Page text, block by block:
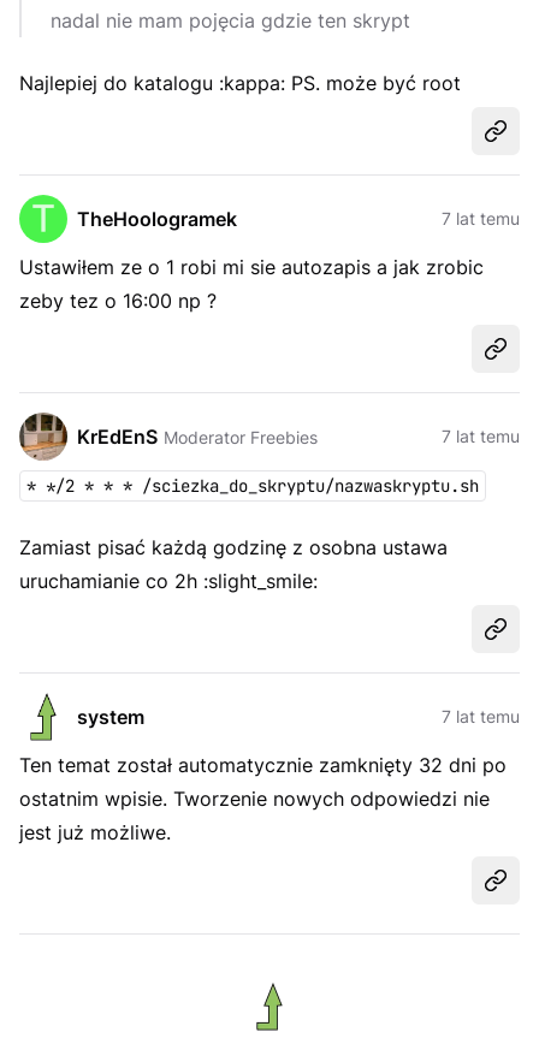
nadal nie mam pojęcia gdzie ten skrypt
Najlepiej do katalogu :kappa: PS. może być root
TheHoologramek 7 lat temu
Ustawiłem ze o 1 robi mi sie autozapis a jak zrobic
zeby tez o 16:00 np ?
KrEdEnS Moderator Freebies 7 lat temu
* */2 * * * /sciezka_do_skryptu/nazwaskryptu.sh
Zamiast pisać każdą godzinę z osobna ustawa
uruchamianie co 2h :slight_smile:
system 7 lat temu
Ten temat został automatycznie zamknięty 32 dni po
ostatnim wpisie. Tworzenie nowych odpowiedzi nie
jest już możliwe.